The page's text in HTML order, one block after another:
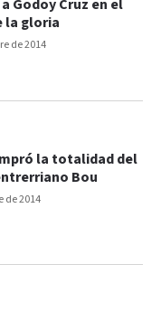
de 2014
Godoy Cruz en el
la gloria
de 2014
la totalidad del
Bou